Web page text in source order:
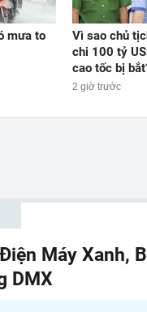
mưa to
Vì sao chủ
chi 100 tỷ
cao tốc bị
2 giờ trước
Máy Xanh,
DMX